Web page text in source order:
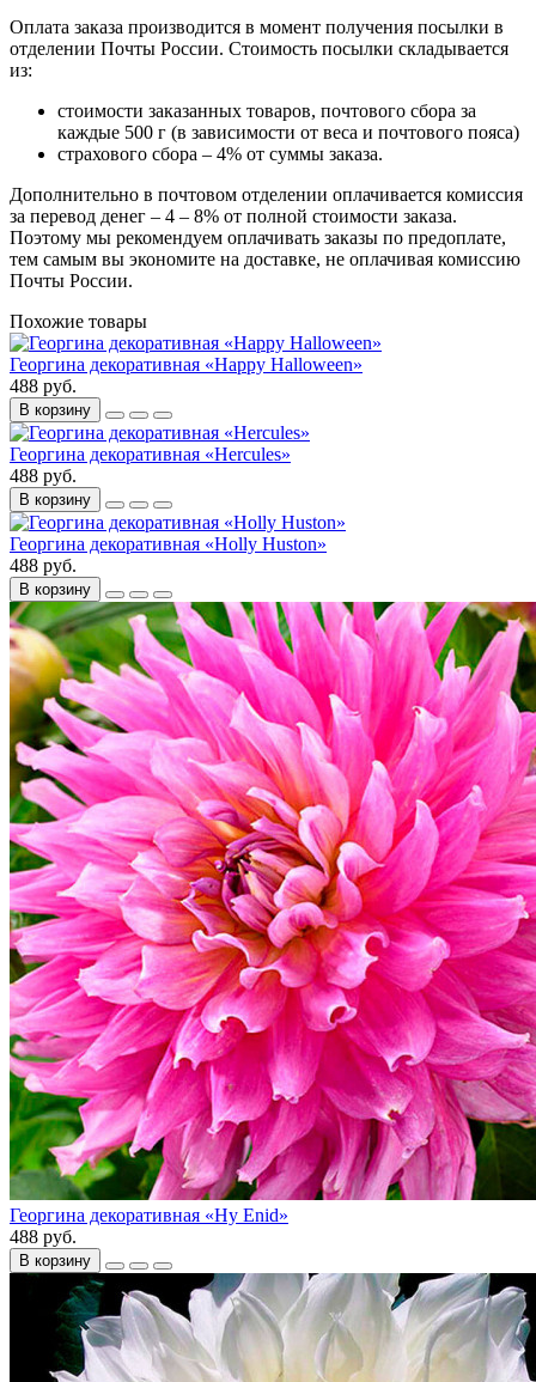
Оплата заказа производится в момент получения посылки в
отделении Почты России. Стоимость посылки складывается
из:
стоимости заказанных товаров, почтового сбора за
каждые 500 г (в зависимости от веса и почтового пояса)
страхового сбора – 4% от суммы заказа.
Дополнительно в почтовом отделении оплачивается комиссия
за перевод денег – 4 – 8% от полной стоимости заказа.
Поэтому мы рекомендуем оплачивать заказы по предоплате,
тем самым вы экономите на доставке, не оплачивая комиссию
Почты России.
Похожие товары
Георгина декоративная «Happy Halloween»
488 руб.
В корзину
Георгина декоративная «Hercules»
488 руб.
В корзину
Георгина декоративная «Holly Huston»
488 руб.
В корзину
Георгина декоративная «Hy Enid»
488 руб.
В корзину